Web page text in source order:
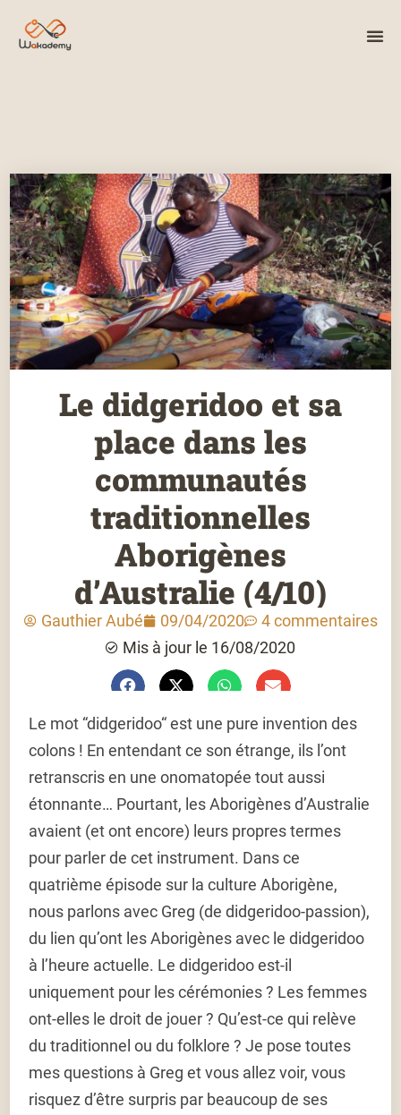
Le didgeridoo et sa
place dans les
communautés
traditionnelles
Aborigènes
d’Australie (4/10)
Gauthier Aubé 09/04/2020
4 commentaires
Mis à jour le 16/08/2020
Le mot “didgeridoo“ est une pure invention des
colons ! En entendant ce son étrange, ils l’ont
retranscris en une onomatopée tout aussi
étonnante… Pourtant, les Aborigènes d’Australie
avaient (et ont encore) leurs propres termes
pour parler de cet instrument. Dans ce
quatrième épisode sur la culture Aborigène,
nous parlons avec Greg (de didgeridoo-passion),
du lien qu’ont les Aborigènes avec le didgeridoo
à l’heure actuelle. Le didgeridoo est-il
uniquement pour les cérémonies ? Les femmes
ont-elles le droit de jouer ? Qu’est-ce qui relève
du traditionnel ou du folklore ? Je pose toutes
mes questions à Greg et vous allez voir, vous
risquez d’être surpris par beaucoup de ses